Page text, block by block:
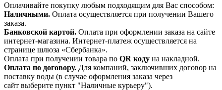
Оплачивайте покупку любым подходящим для Вас способом:
Наличными. Оплата осуществляется при получении Вашего
заказа.
Банковской картой. Оплата при оформлении заказа на сайте
интернет-магазина. Интернет-платеж осуществляется на
странице шлюза «Сбербанка».
Оплата при получении товара по QR коду на накладной.
Оплата по договору. Для компаний, заключивших договор на
поставку воды (в случае оформления заказа через
сайт выберите пункт "Наличные курьеру").